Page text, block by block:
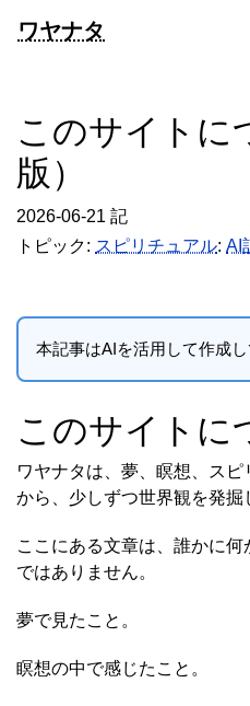
ワヤナタ
このサイトに
版）
2026-06-21 記
トピック: スピリチュアル: AI
本記事はAIを活用して作成し
このサイトに
ワヤナタは、夢、瞑想、ス
から、少しずつ世界観を発掘
ここにある文章は、誰かに
ではありません。
夢で見たこと。
瞑想の中で感じたこと。